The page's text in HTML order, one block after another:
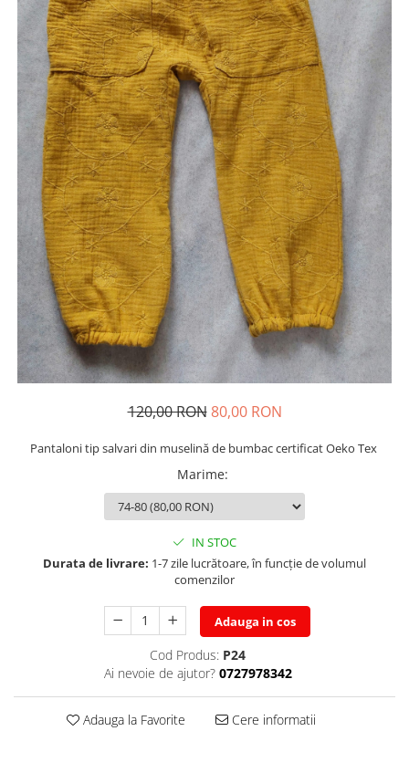
Lenjerie intima
120,00 RON 80,00 RON
Pantaloni tip salvari din muselină de bumbac certificat Oeko Tex
Marime:
IN STOC
Durata de livrare: 1-7 zile lucrătoare, în funcție de volumul
comenzilor
Adauga in cos
Cod Produs: P24
Ai nevoie de ajutor? 0727978342
Adauga la Favorite Cere informatii